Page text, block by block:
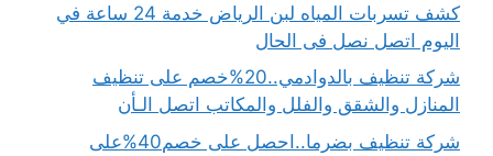
كشف تسربات المياه لبن الرياض خدمة 24 ساعة في
اليوم اتصل نصل فى الحال
شركة تنظيف بالدوادمي..20%خصم على تنظيف
المنازل والشقق والفلل والمكاتب اتصل الـأن
شركة تنظيف بضرما..احصل على خصم40%على